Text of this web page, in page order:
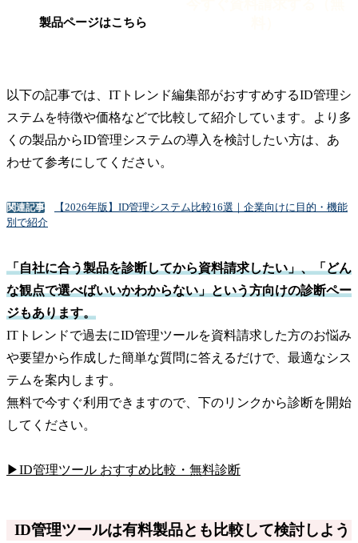
製品ページはこちら
以下の記事では、ITトレンド編集部がおすすめするID管理シ
ステムを特徴や価格などで比較して紹介しています。より多
くの製品からID管理システムの導入を検討したい方は、あ
わせて参考にしてください。
関連記事
【2026年版】ID管理システム比較16選｜企業向けに目的・機能
別で紹介
「自社に合う製品を診断してから資料請求したい」、「どん
な観点で選べばいいかわからない」という方向けの診断ペー
ジもあります。
ITトレンドで過去にID管理ツールを資料請求した方のお悩み
や要望から作成した簡単な質問に答えるだけで、最適なシス
テムを案内します。
無料で今すぐ利用できますので、下のリンクから診断を開始
してください。
▶ID管理ツール おすすめ比較・無料診断
ID管理ツールは有料製品とも比較して検討しよう